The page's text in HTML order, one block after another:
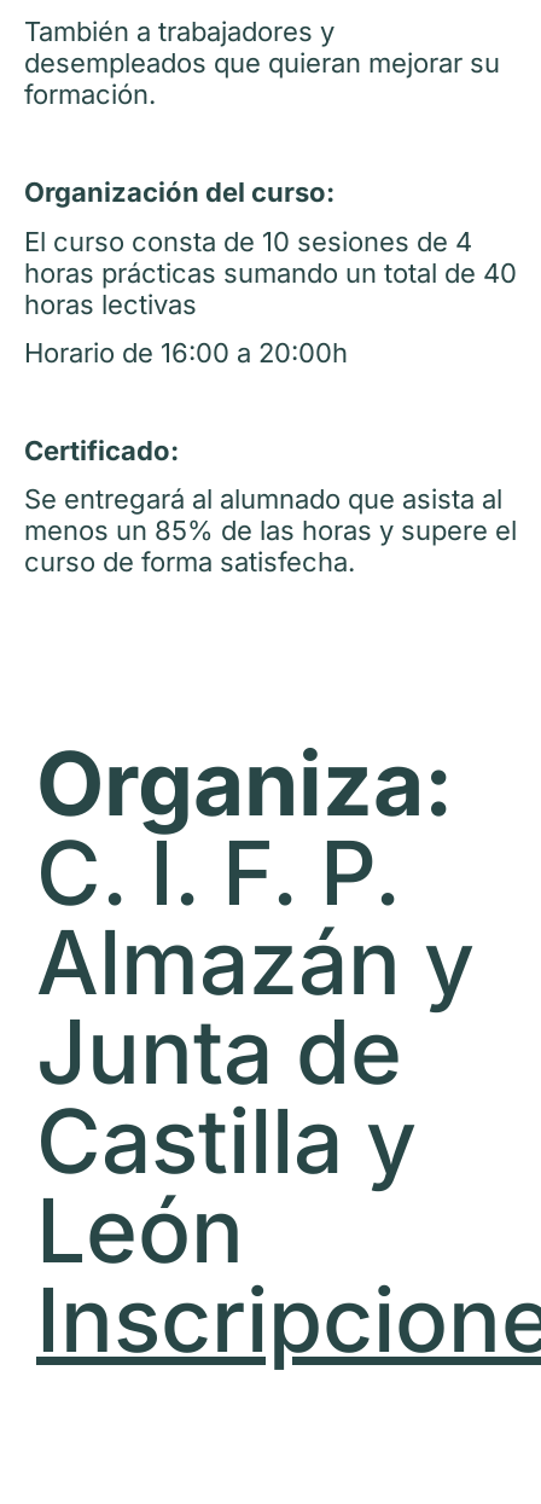
También a trabajadores y
desempleados que quieran mejorar su
formación.
Organización del curso:
El curso consta de 10 sesiones de 4
horas prácticas sumando un total de 40
horas lectivas
Horario de 16:00 a 20:00h
Certificado:
Se entregará al alumnado que asista al
menos un 85% de las horas y supere el
curso de forma satisfecha.
Organiza:
C. I. F. P.
Almazán y
Junta de
Castilla y
León